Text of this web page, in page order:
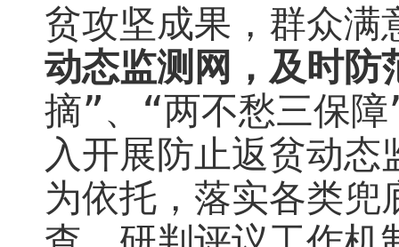
贫攻坚成果 ， 群众满
动态监测网，及时防
摘”、 “两不愁三保障
入开展防止返贫动态
为依托， 落实各类兜